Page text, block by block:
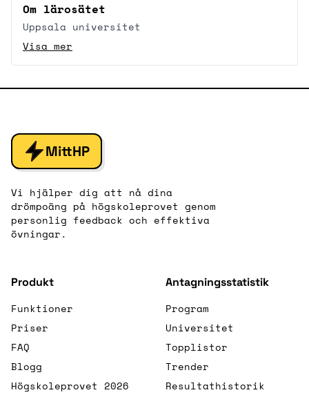
Om lärosätet
Uppsala universitet
Visa mer
MittHP
Vi hjälper dig att nå dina
drömpoäng på högskoleprovet genom
personlig feedback och effektiva
övningar.
Produkt
Funktioner
Priser
FAQ
Blogg
Högskoleprovet 2026
Antagningsstatistik
Program
Universitet
Topplistor
Trender
Resultathistorik